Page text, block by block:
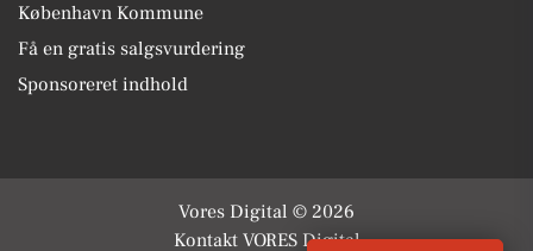
København Kommune
Få en gratis salgsvurdering
Sponsoreret indhold
Vores Digital © 2026
Kontakt VORES Digital